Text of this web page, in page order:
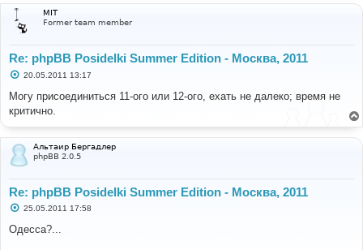
MIT
Former team member
Re: phpBB Posidelki Summer Edition - Москва, 2011
С
о
б
щ
е
20.05.2011 13:17
Могу присоединиться 11-ого или 12-ого, ехать не далеко; время не
критично.
Альтаир Бергадлер
phpBB 2.0.5
Re: phpBB Posidelki Summer Edition - Москва, 2011
С
о
б
25.05.2011 17:58
Одесса?...